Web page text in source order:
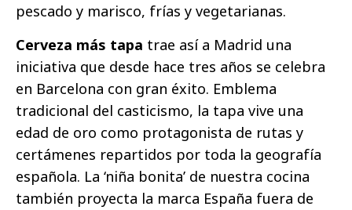
pescado y marisco, frías y vegetarianas.
Cerveza más tapa trae así a Madrid una
iniciativa que desde hace tres años se celebra
en Barcelona con gran éxito. Emblema
tradicional del casticismo, la tapa vive una
edad de oro como protagonista de rutas y
certámenes repartidos por toda la geografía
española. La ‘niña bonita’ de nuestra cocina
también proyecta la marca España fuera de